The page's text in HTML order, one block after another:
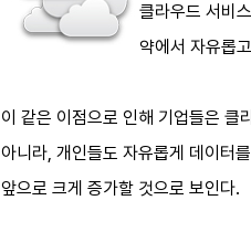
클라우드 서비
약에서 자유롭
이 같은 이점으로 인해 기업들은
아니라, 개인들도 자유롭게 데이터
앞으로 크게 증가할 것으로 보인다.